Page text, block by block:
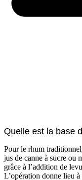
Quelle est la base
Pour le rhum
jus de canne à sucre ou
grâce à l’addition de
L’opération donne lieu